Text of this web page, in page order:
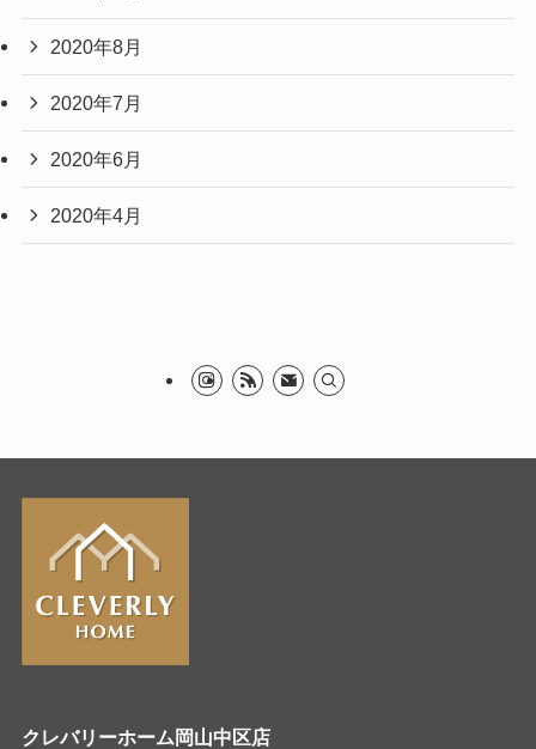
2020年8月
2020年7月
2020年6月
2020年4月
クレバリーホーム岡山中区店